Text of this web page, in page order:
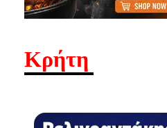
Κρήτη